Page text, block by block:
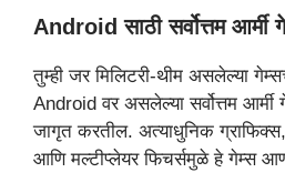
Android साठी सर्वोत्तम
तुम्ही जर मिलिटरी-थीम असलेल्या
Android वर असलेल्या सर्वोत्तम आर्मी
जागृत करतील. अत्याधुनिक
आणि मल्टीप्लेयर फिचर्समुळे हे गेम्स